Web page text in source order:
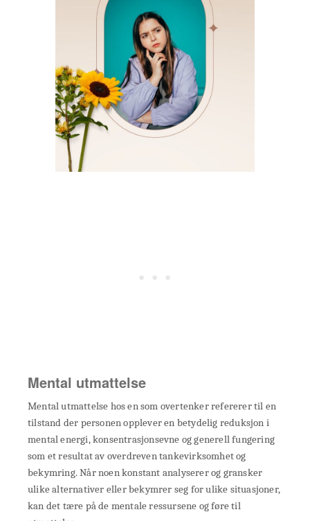
Mental utmattelse
Mental utmattelse hos en som overtenker refererer til en
tilstand der personen opplever en betydelig reduksjon i
mental energi, konsentrasjonsevne og generell fungering
som et resultat av overdreven tankevirksomhet og
bekymring. Når noen konstant analyserer og gransker
ulike alternativer eller bekymrer seg for ulike situasjoner,
kan det tære på de mentale ressursene og føre til